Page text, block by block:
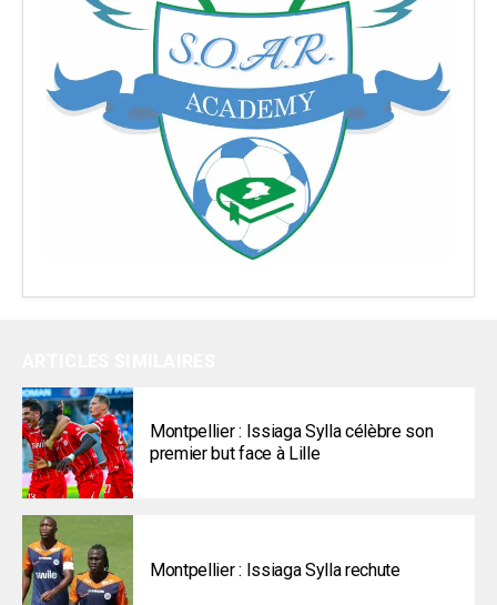
Montpellier : Issiaga Sylla célèbre son
premier but face à Lille
Montpellier : Issiaga Sylla rechute